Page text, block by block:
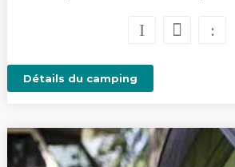
Détails du camping